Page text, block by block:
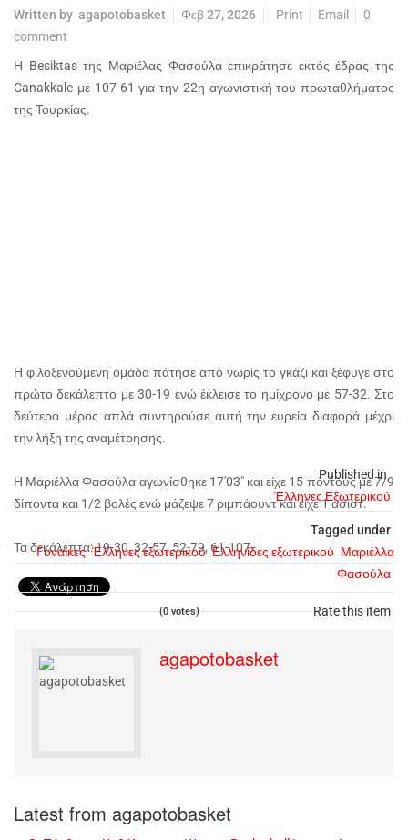
Written by agapotobasket Φεβ 27, 2026 Print Email
0
comment
Published in
Έλληνες Εξωτερικού
Tagged under
Γυναίκες Έλληνες εξωτερικού Ελληνίδες εξωτερικού Μαριέλλα
Φασούλα
Rate this item
(0 votes)
Η Besiktas της Μαριέλας Φασούλα επικράτησε εκτός έδρας της
Canakkale με 107-61 για την 22η αγωνιστική του πρωταθλήματος
της Τουρκίας.
Η φιλοξενούμενη ομάδα πάτησε από νωρίς το γκάζι και ξέφυγε στο
πρώτο δεκάλεπτο με 30-19 ενώ έκλεισε το ημίχρονο με 57-32. Στο
δεύτερο μέρος απλά συντηρούσε αυτή την ευρεία διαφορά μέχρι
την λήξη της αναμέτρησης.
Η Μαριέλλα Φασούλα αγωνίσθηκε 17'03" και είχε 15 πόντους με 7/9
δίποντα και 1/2 βολές ενώ μάζεψε 7 ριμπάουντ και είχε 1 ασίστ.
Τα δεκάλεπτα: 19-30, 32-57, 52-79, 61-107.
agapotobasket
Latest from agapotobasket